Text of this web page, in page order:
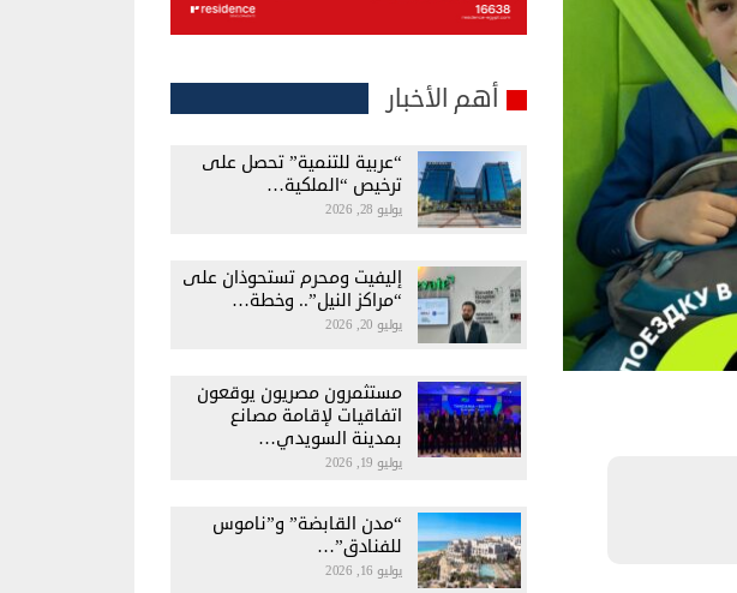
أهم الأخبار
“عربية للتنمية” تحصل على
ترخيص “الملكية…
يوليو 28, 2026
إليفيت ومحرم تستحوذان على
“مراكز النيل”.. وخطة…
يوليو 20, 2026
مستثمرون مصريون يوقعون
اتفاقيات لإقامة مصانع
بمدينة السويدي…
يوليو 19, 2026
“مدن القابضة” و”ناموس
للفنادق”…
يوليو 16, 2026